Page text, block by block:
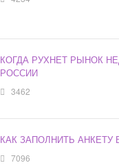
КОГДА РУХНЕТ РЫНОК
РОССИИ
3462
КАК ЗАПОЛНИТЬ АНКЕТУ
7096